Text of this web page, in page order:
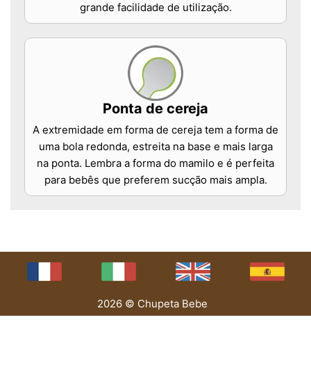
grande facilidade de utilização.
Ponta de cereja
A extremidade em forma de cereja tem a forma de
uma bola redonda, estreita na base e mais larga
na ponta. Lembra a forma do mamilo e é perfeita
para bebês que preferem sucção mais ampla.
2026 © Chupeta Bebe